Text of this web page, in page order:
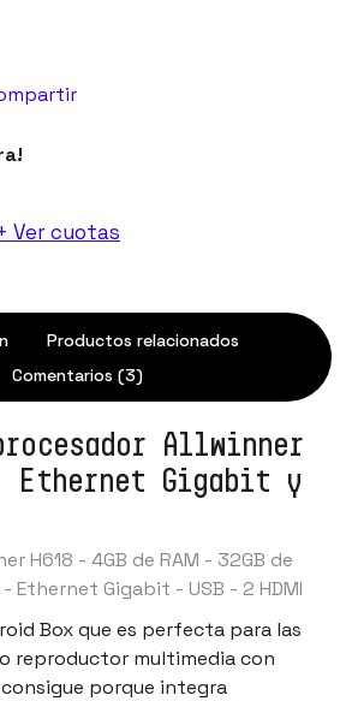
Ver cuotas
Productos relacionados
Comentarios (3)
Allwinner
Ethernet Gigabit y
H618 - 4GB de RAM - 32GB de
Ethernet Gigabit - USB - 2 HDMI
Box que es perfecta para las
reproductor multimedia con
porque integra